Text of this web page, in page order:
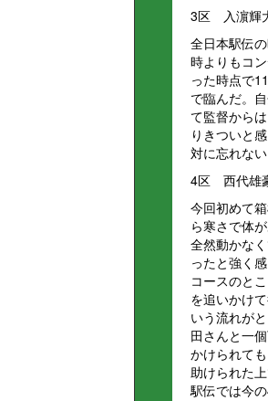
3区 入濵輝
全日本駅伝
時よりもコ
った時点で
で臨んだ。
て監督から
りきついと
対に忘れな
4区 西代雄
今回初めて
ら寒さで体
全然動かな
ったと強く
コースのと
を追いかけ
いう流れが
田さんと一
かけられて
助けられた
駅伝では今